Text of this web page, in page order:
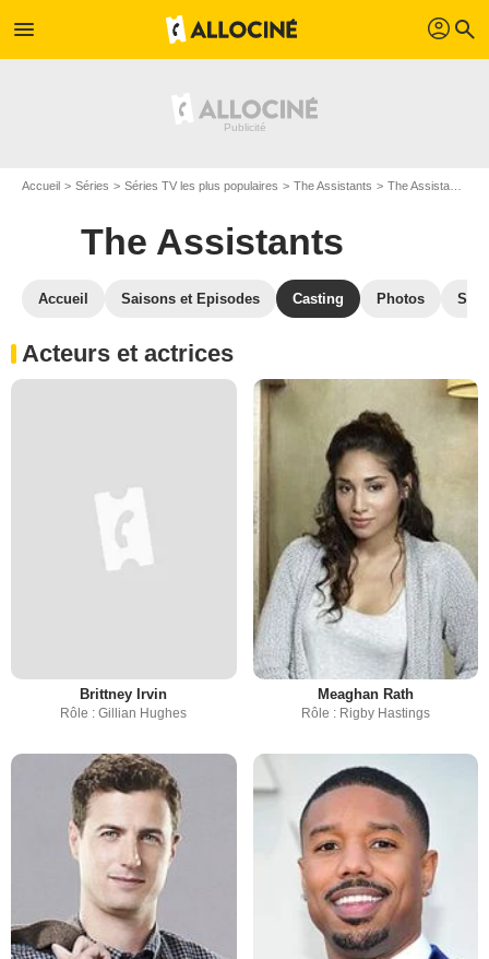
menu profil search
Accueil Séries Séries TV les plus populaires The Assistants The Assistants S01
The Assistants
Accueil Saisons et Episodes Casting Photos
Acteurs et actrices
Brittney Irvin
Rôle : Gillian Hughes
Meaghan Rath
Rôle : Rigby Hastings